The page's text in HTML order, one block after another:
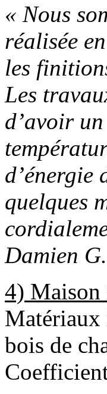
« Nous
réalisée
les
Les
d’avoir
d’énergie
quelques
Damien G.
4)
Matériaux
bois de